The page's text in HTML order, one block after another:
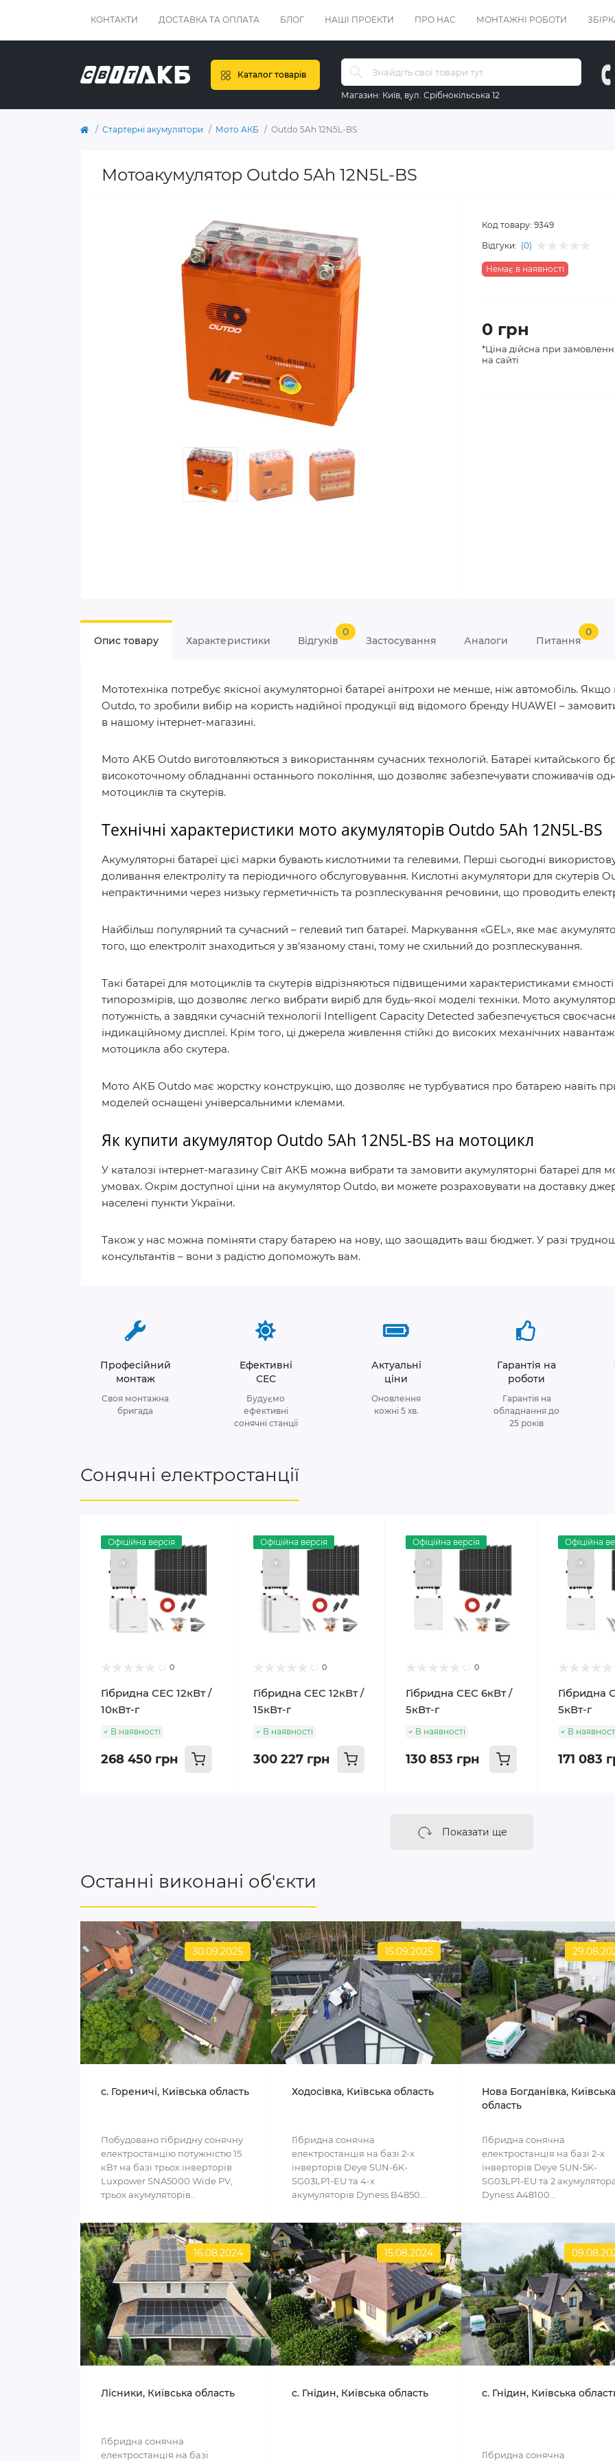
КОНТАКТИ ДОСТАВКА ТА ОПЛАТА БЛОГ НАШІ ПРОЕКТИ ПРО НАС МОНТАЖНІ РОБОТИ
Каталог товарів
Магазин: Київ, вул. Срібнокільська 12
Стартерні акумулятори Мото АКБ Outdo 5Ah 12N5L-BS
Мотоакумулятор Outdo 5Ah 12N5L-BS
Код товару: 9349
Відгуки: (0)
Немає в наявності
0 грн
*Ціна дійсна при
на сайті
Опис товару Характеристики Відгуків
0
Застосування Аналоги Питання
0
Мототехніка потребує якісної акумуляторної батареї анітрохи не менше, ніж автомобіль.
Outdo, то зробили вибір на користь надійної продукції від відомого бренду HUAWEI –
в нашому інтернет-магазині.
Мото АКБ Outdo виготовляються з використанням сучасних технологій. Батареї китайського
високоточному обладнанні останнього покоління, що дозволяє забезпечувати споживачів
мотоциклів та скутерів.
Технічні характеристики мото акумуляторів Outdo 5Ah 12N5L-BS
Акумуляторні батареї цієї марки бувають кислотними та гелевими. Перші сьогодні
доливання електроліту та періодичного обслуговування. Кислотні акумулятори для скутерів
непрактичними через низьку герметичність та розплескування речовини, що проводить
Найбільш популярний та сучасний – гелевий тип батареї. Маркування «GEL», яке має
того, що електроліт знаходиться у зв'язаному стані, тому не схильний до розплескування.
Такі батареї для мотоциклів та скутерів відрізняються підвищеними характеристиками
типорозмірів, що дозволяє легко вибрати виріб для будь-якої моделі техніки. Мото
потужність, а завдяки сучасній технології Intelligent Capacity Detected забезпечується
індикаційному дисплеї. Крім того, ці джерела живлення стійкі до високих механічних
мотоцикла або скутера.
Мото АКБ Outdo має жорстку конструкцію, що дозволяє не турбуватися про батарею навіть при
моделей оснащені універсальними клемами.
Як купити акумулятор Outdo 5Ah 12N5L-BS на мотоцикл
У каталозі інтернет-магазину Світ АКБ можна вибрати та замовити акумуляторні батареї для
умовах. Окрім доступної ціни на акумулятор Outdo, ви можете розраховувати на доставку
населені пункти України.
Також у нас можна поміняти стару батарею на нову, що заощадить ваш бюджет. У разі
консультантів – вони з радістю допоможуть вам.
Професійний
монтаж
Своя монтажна
бригада
Ефективні
СЕС
Будуємо
ефективні
сонячні станції
Актуальні
ціни
Оновлення
кожні 5 хв.
Гарантія на
роботи
Гарантія на
обладнання до
25 років
Сонячні електростанції
Офіційна версія
0
Гібридна СЕС 12кВт /
10кВт-г
В наявності
268 450 грн
Офіційна версія
0
Гібридна СЕС 12кВт /
15кВт-г
В наявності
300 227 грн
Офіційна версія
0
Гібридна СЕС 6кВт /
5кВт-г
В наявності
130 853 грн
Офіційна
Гібридна
5кВт-г
В
171 083
Показати ще
Останні виконані об'єкти
30.09.2025
c. Гореничі, Київська область
Побудовано гібридну сонячну
електростанцію потужністю 15
кВт на базі трьох інверторів
Luxpower SNA5000 Wide PV,
трьох акумуляторів..
15.09.2025
Ходосівка, Київська область
Гібридна сонячна
електростанція на базі 2-х
інверторів Deye SUN-6K-
SG03LP1-EU та 4-х
акумуляторів Dyness B4850...
Нова Богданівка, Київська
область
Гібридна сонячна
електростанція на базі 2-х
інверторів Deye SUN-5K-
SG03LP1-EU та 2
Dyness A48100...
16.08.2024
Лісники, Київська область
Гібридна сонячна
електростанція на базі
15.08.2024
с. Гнідин, Київська область с. Гнідин, Київська
Гібридна сонячна